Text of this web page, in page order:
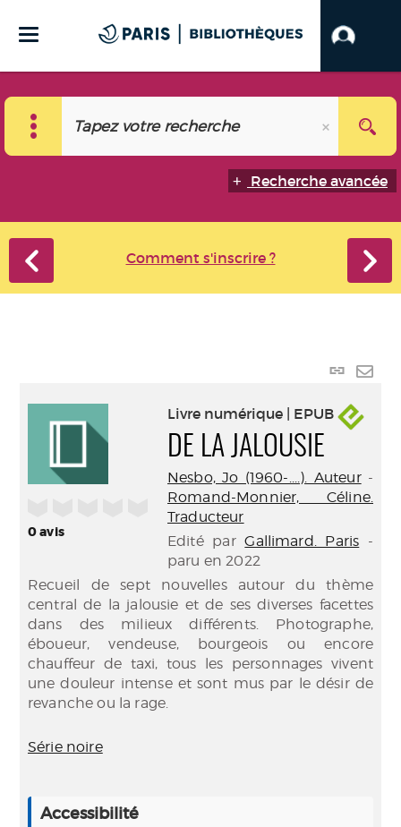
Recherche avancée
Comment s'inscrire ?
Lien
0avis
Livre numérique | EPUB
DE LA JALOUSIE
Nesbo, Jo (1960-....). Auteur-
Romand-Monnier, Céline.
Traducteur
Edité parGallimard. Paris -
paru en 2022
Recueil de sept nouvelles autour du thème
central de la jalousie et de ses diverses facettes
dans des milieux différents. Photographe,
éboueur, vendeuse, bourgeois ou encore
chauffeur de taxi, tous les personnages vivent
une douleur intense et sont mus par le désir de
revanche ou la rage.
Série noire
Accessibilité